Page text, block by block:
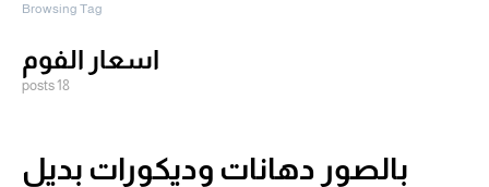
Browsing Tag
اسعار الفوم
18 posts
بالصور دهانات وديكورات بديل